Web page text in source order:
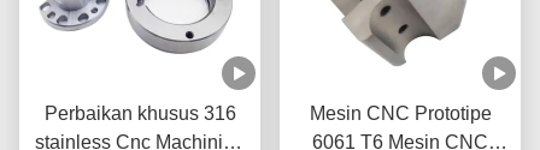
Perbaikan khusus 316
stainless Cnc Machining
Mesin CNC Prototipe
6061 T6 Mesin CNC